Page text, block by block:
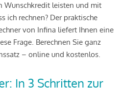
Wunschkredit leisten und mit
ich rechnen? Der praktische
von Infina liefert Ihnen eine
Frage. Berechnen Sie ganz
– online und kostenlos.
In 3 Schritten zur